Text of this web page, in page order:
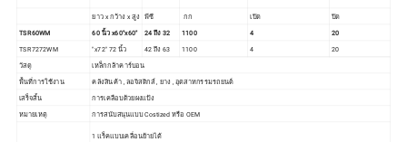
ยาว x กว้าง x สูง พีซี กก เปิด
ปิด
TSR60WM
60 นิ้ว x60"x60" 24 ถึง 32 1100 4
20
TSR7272WM
"x72" 72 นิ้ว 42 ถึง 63 1100 4
20
วัสดุ
เหล็กกล้าคาร์บอน
พื้นที่การใช้งาน
คลังสินค้า , ลอจิสติกส์ , ยาง , อุตสาหกรรมรถยนต์
เสร็จสิ้น
การเคลือบด้วยผงแป้ง
หมายเหตุ
การสนับสนุนแบบ Costized หรือ OEM
1 แร็คแบบเคลื่อนย้ายได้